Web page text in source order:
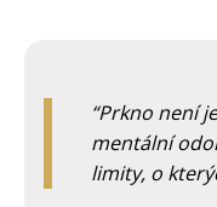
Prkno není
mentální
limity, o